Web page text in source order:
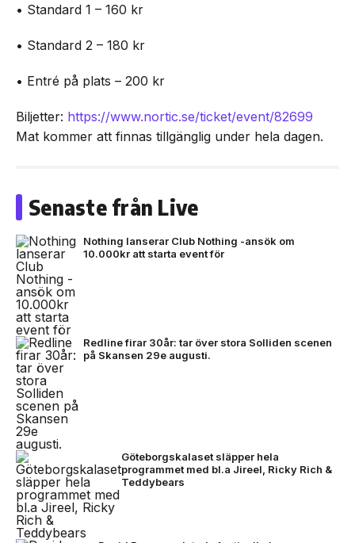
• Standard 1 – 160 kr
• Standard 2 – 180 kr
• Entré på plats – 200 kr
Biljetter: https://www.nortic.se/ticket/event/82699
Mat kommer att finnas tillgänglig under hela dagen.
Senaste från Live
Nothing lanserar Club Nothing -ansök om
10.000kr att starta event för
Redline firar 30år: tar över stora Solliden scenen
på Skansen 29e augusti.
Göteborgskalaset släpper hela
programmet med bl.a Jireel, Ricky Rich &
Teddybears